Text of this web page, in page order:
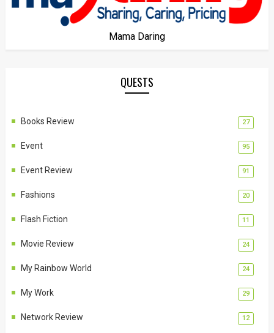
Mama Daring
QUESTS
Books Review 27
Event 95
Event Review 91
Fashions 20
Flash Fiction 11
Movie Review 24
My Rainbow World 24
My Work 29
Network Review 12